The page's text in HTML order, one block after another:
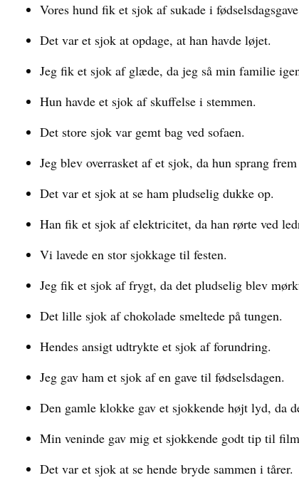
Vores hund fik et sjok af sukade i
Det var et sjok at opdage, at han havde løjet.
Jeg fik et sjok af glæde, da jeg så min familie
Hun havde et sjok af skuffelse i stemmen.
Det store sjok var gemt bag ved sofaen.
Jeg blev overrasket af et sjok, da hun sprang
Det var et sjok at se ham pludselig dukke op.
Han fik et sjok af elektricitet, da han rørte ved
Vi lavede en stor sjokkage til festen.
Jeg fik et sjok af frygt, da det pludselig blev
Det lille sjok af chokolade smeltede på tungen.
Hendes ansigt udtrykte et sjok af forundring.
Jeg gav ham et sjok af en gave til fødselsdagen.
Den gamle klokke gav et sjokkende højt lyd, da
Min veninde gav mig et sjokkende godt tip til
Det var et sjok at se hende bryde sammen i tårer.